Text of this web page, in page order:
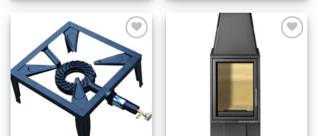
Dodaj
na
listu
želja